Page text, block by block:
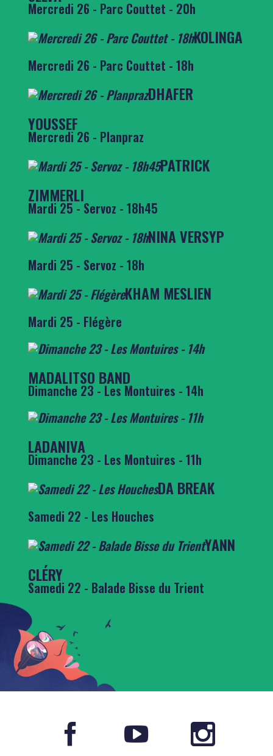
Mercredi 26 - Parc Couttet - 20h
KOLINGA
Mercredi 26 - Parc Couttet - 18h
DHAFER
YOUSSEF
Mercredi 26 - Planpraz
PATRICK
ZIMMERLI
Mardi 25 - Servoz - 18h45
NINA VERSYP
Mardi 25 - Servoz - 18h
KHAM MESLIEN
Mardi 25 - Flégère
MADALITSO BAND
Dimanche 23 - Les Montuires - 14h
LADANIVA
Dimanche 23 - Les Montuires - 11h
DA BREAK
Samedi 22 - Les Houches
YANN
CLÉRY
Samedi 22 - Balade Bisse du Trient